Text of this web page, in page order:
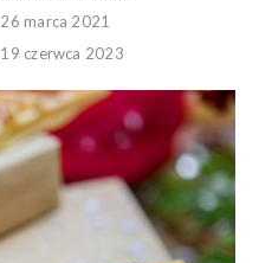
26 marca 2021
19 czerwca 2023